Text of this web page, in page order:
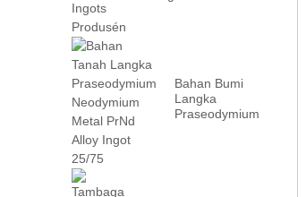
Bahan Bumi
Langka
Praseodymium